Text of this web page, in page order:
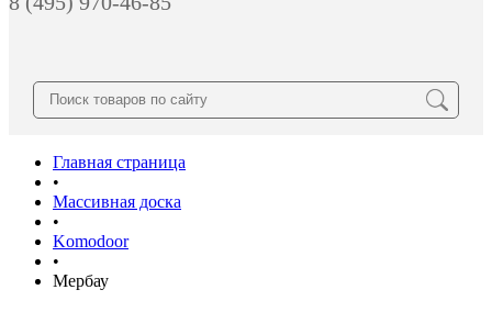
Главная страница
•
Массивная доска
•
Komodoor
•
Мербау